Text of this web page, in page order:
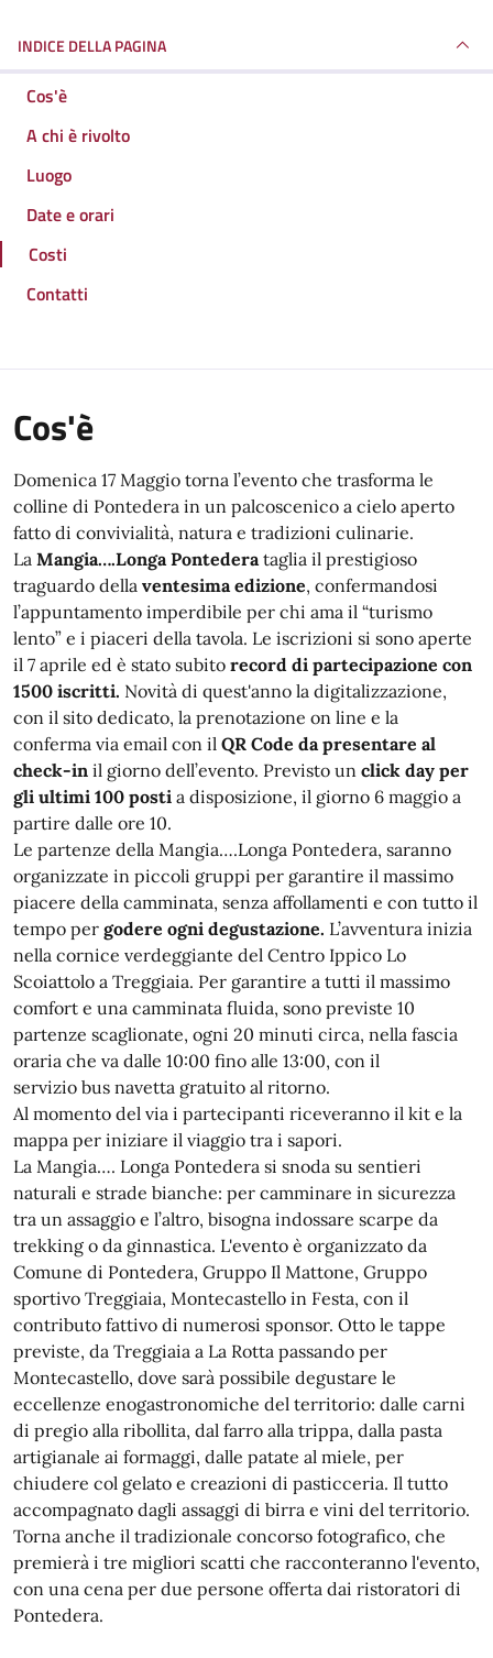
INDICE DELLA PAGINA
Cos'è
A chi è rivolto
Luogo
Date e orari
Costi
Contatti
Cos'è
Domenica 17 Maggio torna l’evento che trasforma le
colline di Pontedera in un palcoscenico a cielo aperto
fatto di convivialità, natura e tradizioni culinarie.
La Mangia….Longa Pontederataglia il prestigioso
traguardo della ventesima edizione, confermandosi
l’appuntamento imperdibile per chi ama il “turismo
lento” e i piaceri della tavola. Le iscrizioni si sono aperte
il 7 aprile ed è stato subito record di partecipazione con
1500 iscritti. Novità di quest'anno la digitalizzazione,
con il sito dedicato, la prenotazione on line e la
conferma via email con il QR Code da presentare al
check-in il giorno dell’evento. Previsto un click day per
gli ultimi 100 posti a disposizione, il giorno 6 maggio a
partire dalle ore 10.
Le partenze della Mangia….Longa Pontedera, saranno
organizzate in piccoli gruppi per garantire il massimo
piacere della camminata, senza affollamenti e con tutto il
tempo per godere ogni degustazione. L’avventura inizia
nella cornice verdeggiante del Centro Ippico Lo
Scoiattolo a Treggiaia. Per garantire a tutti il massimo
comfort e una camminata fluida, sono previste 10
partenze scaglionate, ogni 20 minuti circa, nella fascia
oraria che va dalle 10:00 fino alle 13:00, con il
servizio bus navetta gratuito al ritorno.
Al momento del via i partecipanti riceveranno il kit e la
mappa per iniziare il viaggio tra i sapori.
La Mangia…. Longa Pontedera si snoda su sentieri
naturali e strade bianche: per camminare in sicurezza
tra un assaggio e l’altro, bisogna indossare scarpe da
trekking o da ginnastica. L'evento è organizzato da
Comune di Pontedera, Gruppo Il Mattone, Gruppo
sportivo Treggiaia, Montecastello in Festa, con il
contributo fattivo di numerosi sponsor. Otto le tappe
previste, da Treggiaia a La Rotta passando per
Montecastello, dove sarà possibile degustare le
eccellenze enogastronomiche del territorio: dalle carni
di pregio alla ribollita, dal farro alla trippa, dalla pasta
artigianale ai formaggi, dalle patate al miele, per
chiudere col gelato e creazioni di pasticceria. Il tutto
accompagnato dagli assaggi di birra e vini del territorio.
Torna anche il tradizionale concorso fotografico, che
premierà i tre migliori scatti che racconteranno l'evento,
con una cena per due persone offerta dai ristoratori di
Pontedera.